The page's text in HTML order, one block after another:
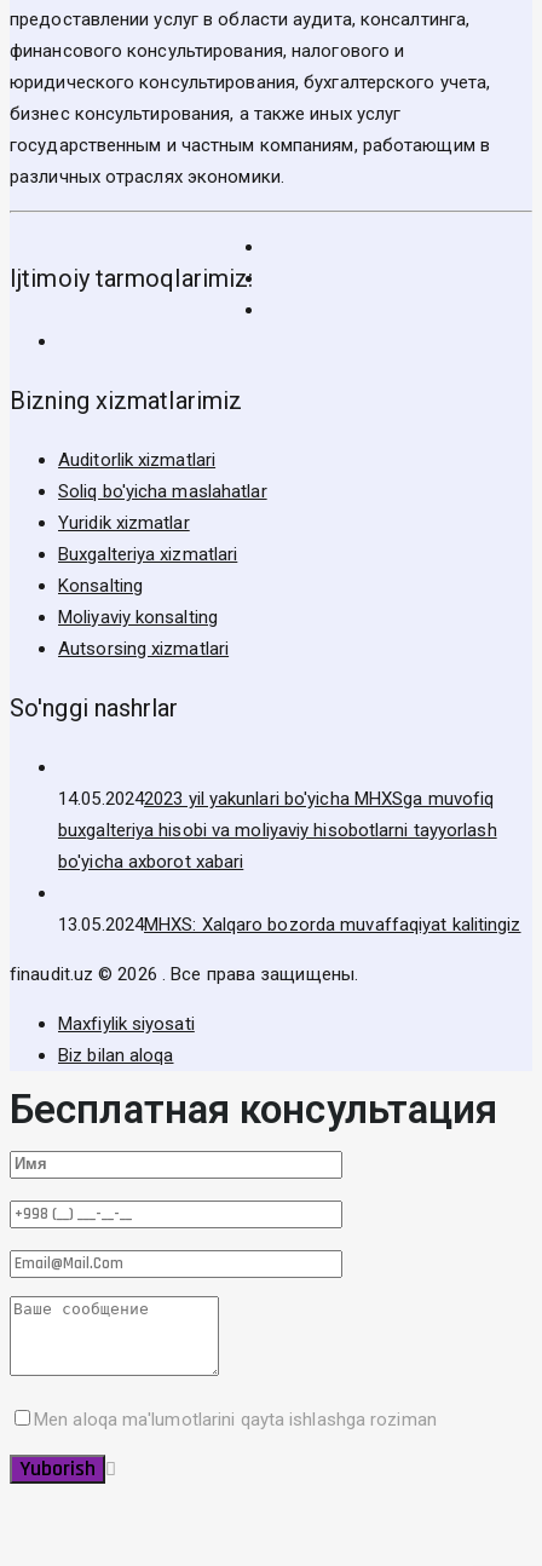
предоставлении услуг в области аудита, консалтинга,
финансового консультирования, налогового и
юридического консультирования, бухгалтерского учета,
бизнес консультирования, а также иных услуг
государственным и частным компаниям, работающим в
различных отраслях экономики.
Ijtimoiy tarmoqlarimiz:
Bizning xizmatlarimiz
Auditorlik xizmatlari
Soliq bo'yicha maslahatlar
Yuridik xizmatlar
Buxgalteriya xizmatlari
Konsalting
Moliyaviy konsalting
Autsorsing xizmatlari
So'nggi nashrlar
14.05.20242023 yil yakunlari bo'yicha MHXSga muvofiq
buxgalteriya hisobi va moliyaviy hisobotlarni tayyorlash
bo'yicha axborot xabari
13.05.2024MHXS: Xalqaro bozorda muvaffaqiyat kalitingiz
finaudit.uz © 2026 . Все права защищены.
Maxfiylik siyosati
Biz bilan aloqa
Бесплатная консультация
Men aloqa ma'lumotlarini qayta ishlashga roziman